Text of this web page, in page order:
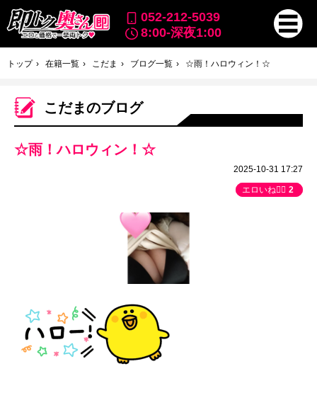
052-212-5039
8:00-深夜1:00
トップ 在籍一覧 こだま ブログ一覧 ☆雨！ハロウィン！☆
こだまのブログ
☆雨！ハロウィン！☆
2025-10-31 17:27
エロいね👍🏻 2